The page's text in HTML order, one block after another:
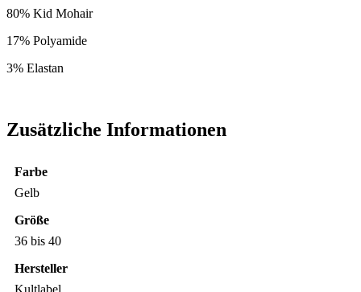
80% Kid Mohair
17% Polyamide
3% Elastan
Zusätzliche Informationen
Farbe
Gelb
Größe
36 bis 40
Hersteller
Kultlabel